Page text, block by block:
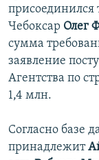
присоединился
Чебоксар Олег
сумма
заявление
Агентства по
1,4 млн.
Согласно базе
принадлежит